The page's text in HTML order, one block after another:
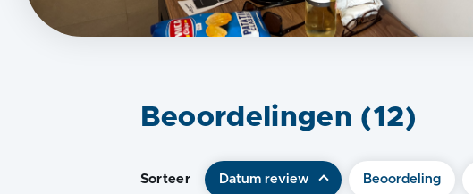
Beoordelingen (12)
Sorteer Datum review Beoordeling